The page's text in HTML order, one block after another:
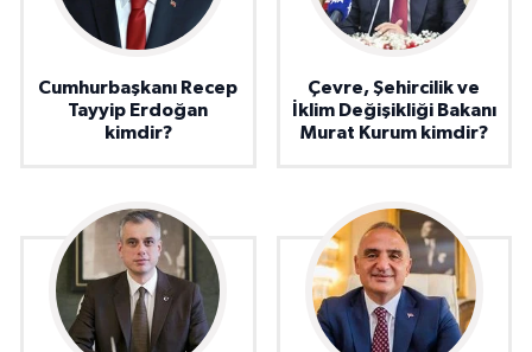
Cumhurbaşkanı Recep
Tayyip Erdoğan
kimdir?
Çevre, Şehircilik ve
İklim Değişikliği Bakanı
Murat Kurum kimdir?